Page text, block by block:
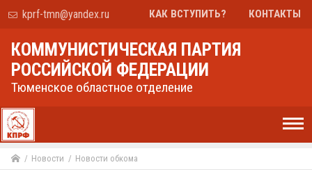
kprf-tmn@yandex.ru КАК ВСТУПИТЬ? КОНТАКТЫ
КОММУНИСТИЧЕСКАЯ ПАРТИЯ
РОССИЙСКОЙ ФЕДЕРАЦИИ
Тюменское областное отделение
Новости Новости обкома